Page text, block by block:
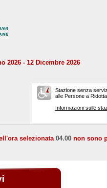
2026 - 12 Dicembre 2026
Stazione senza
alle Persone a
Informazioni sulle
selezionata04.00 non sono